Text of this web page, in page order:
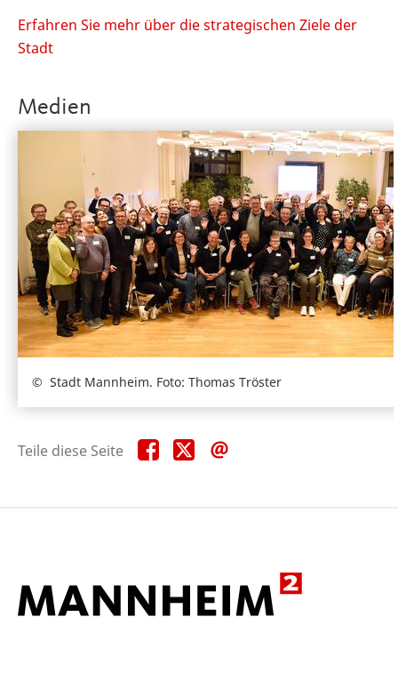
Erfahren Sie mehr über die strategischen Ziele der
Stadt
Medien
Stadt Mannheim. Foto: Thomas Tröster
Teile diese Seite Teile
diese
Teile
diese